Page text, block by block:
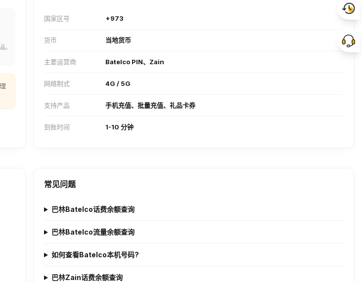
。
国家区号 +973
货币 当地货币
主要运营商 Batelco PIN、Zain
网络制式 4G / 5G
支持产品 手机充值、批量充值、礼品卡券
到账时间 1-10 分钟
常见问题
巴林Batelco话费余额查询
巴林Batelco流量余额查询
如何查看Batelco本机号码?
巴林Zain话费余额查询